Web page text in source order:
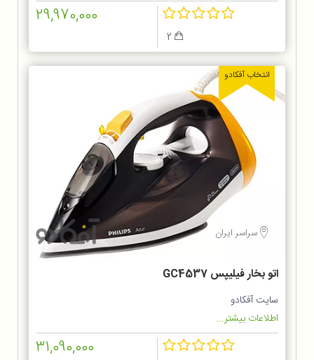
29,970,000
انتخاب آفکادو
سراسر ایران
اتو بخار فیلیپس GC4537
سایت آفکادو
اطلاعات بیشتر...
31,090,000